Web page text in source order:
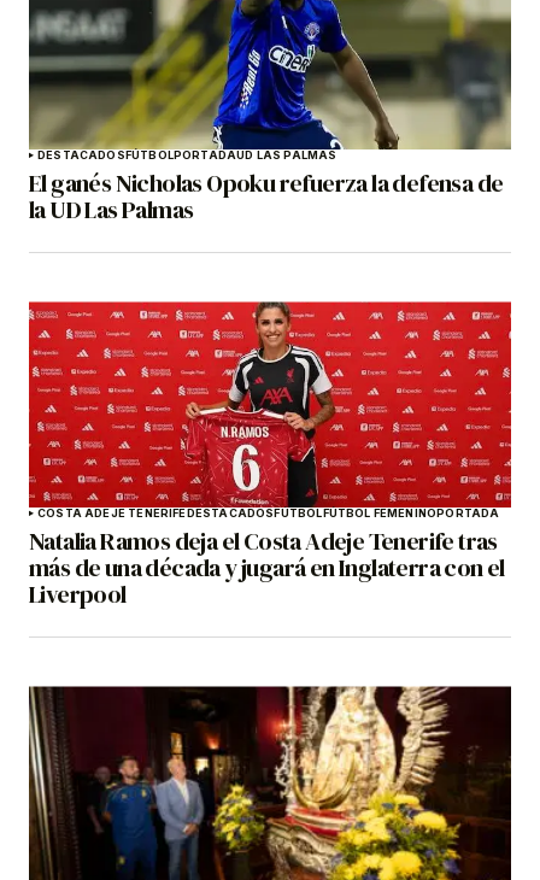
DESTACADOS FÚTBOLPORTADAUD LAS PALMAS
El ganés Nicholas Opoku refuerza la defensa de
la UD Las Palmas
COSTA ADEJE TENERIFE DESTACADOS FÚTBOL FÚTBOL FEMENINO PORTADA
Natalia Ramos deja el Costa Adeje Tenerife tras
más de una década y jugará en Inglaterra con el
Liverpool